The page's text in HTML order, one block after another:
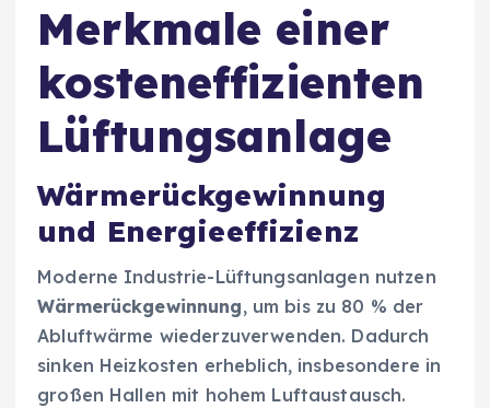
Merkmale einer
kosteneffizienten
Lüftungsanlage
Wärmerückgewinnung
und Energieeffizienz
Moderne Industrie-Lüftungsanlagen nutzen
Wärmerückgewinnung, um bis zu 80 % der
Abluftwärme wiederzuverwenden. Dadurch
sinken Heizkosten erheblich, insbesondere in
großen Hallen mit hohem Luftaustausch.